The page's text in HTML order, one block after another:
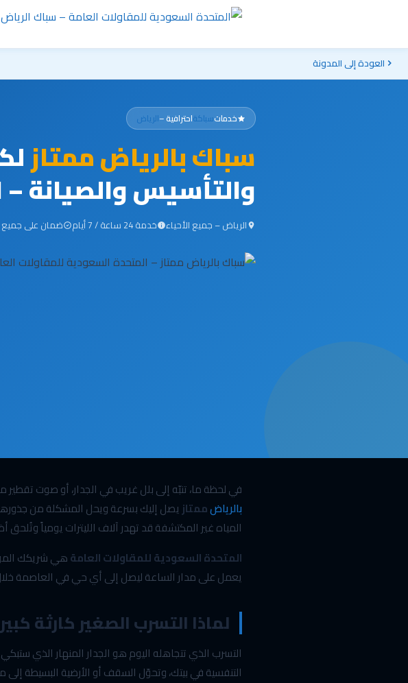
العودة إلى المدونة
خدماتسباكةاحترافية –الرياض
سباك بالرياض ممتاز
والتأسيس والصيانة
الرياض – جميع الأحياء خدمة 24 ساعة / 7 أيام ضمان على جميع
في لحظة ما، تنبّه إلى بلل غريب في الجدار، أو صوت
بالرياضممتازيصل إليك بسرعة ويحل المشكلة من جذورها
المياه غير المكتشفة قد تهدر آلاف الليترات يومياً وتُلحق
المتحدة السعودية للمقاولات العامةهي شريكك
يعمل على مدار الساعة ليصل إلى أي حي في العاصمة
لماذا التسرب الصغير كارثة
التسرب الذي تتجاهله اليوم هو الجدار المنهار الذي
التنفسية في بيتك، وتحوّل السقف أو الأرضية البسيطة